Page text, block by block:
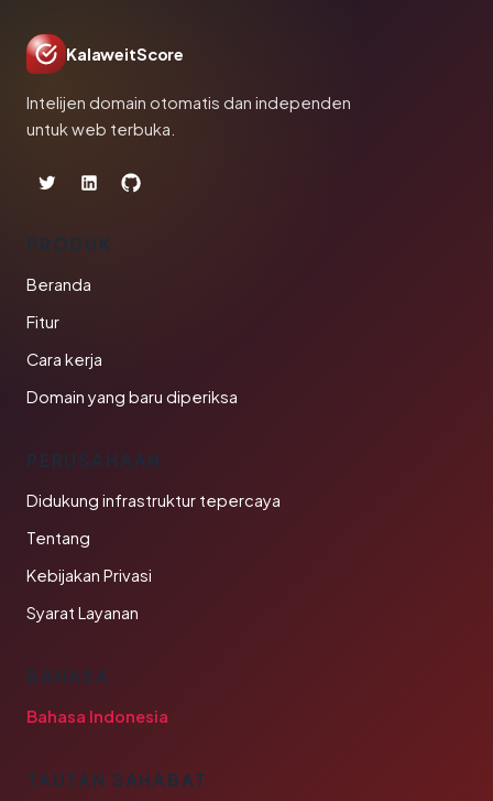
KalaweitScore
Intelijen domain otomatis dan independen
untuk web terbuka.
PRODUK
Beranda
Fitur
Cara kerja
Domain yang baru diperiksa
PERUSAHAAN
Didukung infrastruktur tepercaya
Tentang
Kebijakan Privasi
Syarat Layanan
BAHASA
Bahasa Indonesia
TAUTAN SAHABAT